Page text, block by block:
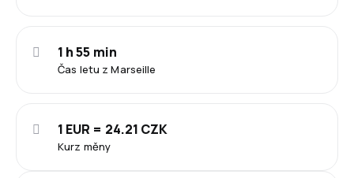
Čas letu z Marseille
1 h 55 min
Kurz měny
1 EUR = 24.21 CZK